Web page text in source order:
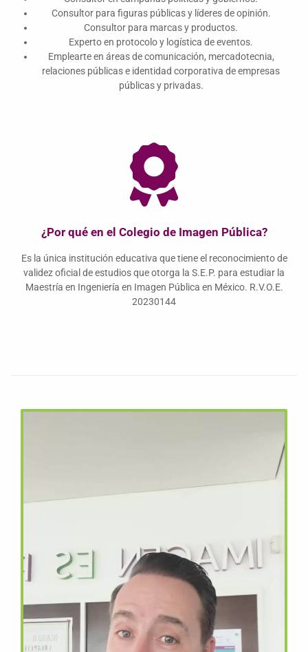
Consultor para figuras públicas y líderes de opinión.
Consultor para marcas y productos.
Experto en protocolo y logística de eventos.
Emplearte en áreas de comunicación, mercadotecnia,
relaciones públicas e identidad corporativa de empresas
públicas y privadas.
¿Por qué en el Colegio de Imagen Pública?
Es la única institución educativa que tiene el reconocimiento de
validez oficial de estudios que otorga la S.E.P. para estudiar la
Maestría en Ingeniería en Imagen Pública en México. R.V.O.E.
20230144